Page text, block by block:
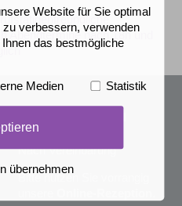
Abendtermine nach 18h und
Nach Vereinbarung
Website für Sie optimal
verbessern, verwenden
das bestmögliche
Medien Statistik
übernehmen